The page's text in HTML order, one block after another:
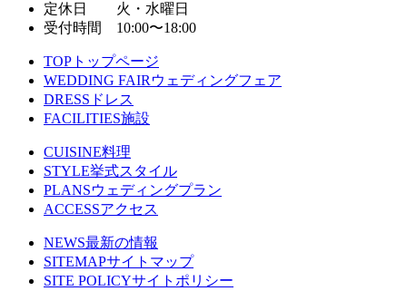
定休日 火・水曜日
受付時間 10:00〜18:00
TOP トップページ
WEDDING FAIRウェディングフェア
DRESS ドレス
FACILITIES施設
CUISINE料理
STYLE挙式スタイル
PLANSウェディングプラン
ACCESSアクセス
NEWS最新の情報
SITEMAPサイトマップ
SITE POLICYサイトポリシー